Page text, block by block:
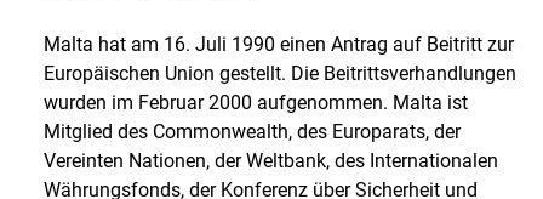
Malta hat am 16. Juli 1990 einen Antrag auf Beitritt zur
Europäischen Union gestellt. Die Beitrittsverhandlungen
wurden im Februar 2000 aufgenommen. Malta ist
Mitglied des Commonwealth, des Europarats, der
Vereinten Nationen, der Weltbank, des Internationalen
Währungsfonds, der Konferenz über Sicherheit und